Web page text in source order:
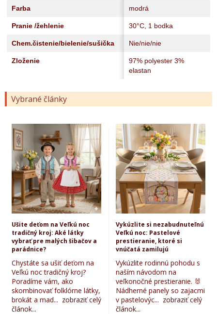
Farba modrá
Pranie /žehlenie 30°C, 1 bodka
Chem.čistenie/bielenie/sušička Nie/nie/nie
Zloženie
97% polyester 3%
elastan
Vybrané články
Ušite deťom na Veľkú noc
tradičný kroj: Aké látky
vybrať pre malých šibačov a
parádnice?
Chystáte sa ušiť deťom na
Veľkú noc tradičný kroj?
Poradíme vám, ako
skombinovať folklórne látky,
brokát a mad... zobraziť celý
článok...
Vykúzlite si nezabudnuteľnú
Veľkú noc: Pastelové
prestieranie, ktoré si
vnúčatá zamilujú
Vykúzlite rodinnú pohodu s
naším návodom na
veľkonočné prestieranie. 🐰
Nádherné panely so zajacmi
v pastelovýc... zobraziť celý
článok...